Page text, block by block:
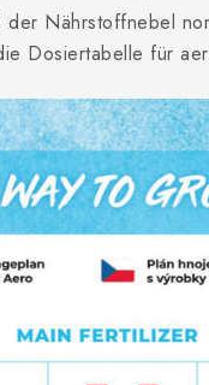
der Nährstoffnebel
Dosiertabelle für